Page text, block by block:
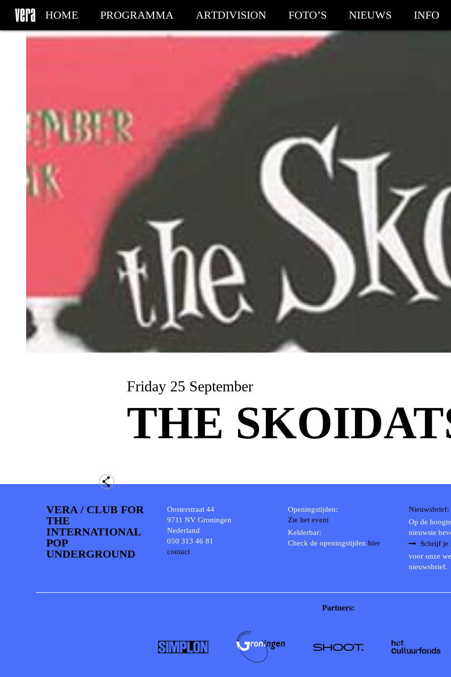
HOME PROGRAMMA ARTDIVISION FOTO’S NIEUWS INFO
MIJN TICKETS
Friday 25 September
THE
VERA / CLUB FOR
THE
INTERNATIONAL
POP
UNDERGROUND
Oosterstraat 44
9711 NV Groningen
Nederland
050 313 46 81
contact
Openingstijden:
Zie het event
Kelderbar:
Check de openingstijden hier
Nieuwsbrief:
Op de
nieuwste
Schrijf je
voor onze
nieuwsbrief.
Partners: